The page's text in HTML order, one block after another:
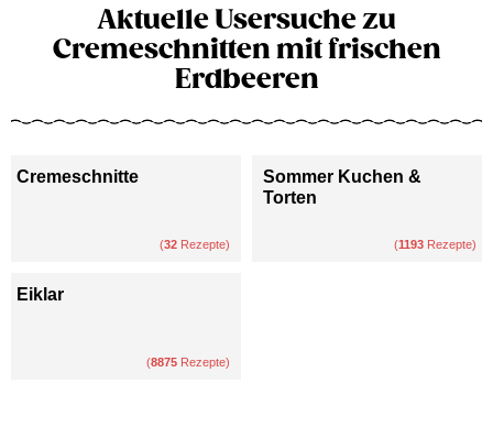
Aktuelle Usersuche zu
Cremeschnitten mit frischen
Erdbeeren
Cremeschnitte
(32 Rezepte)
Sommer Kuchen &
Torten
(1193 Rezepte)
Eiklar
(8875 Rezepte)